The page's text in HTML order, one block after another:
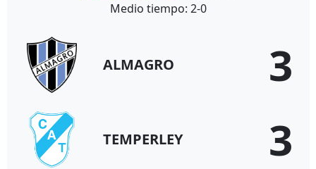
Medio tiempo: 2-0
ALMAGRO 3
TEMPERLEY 3